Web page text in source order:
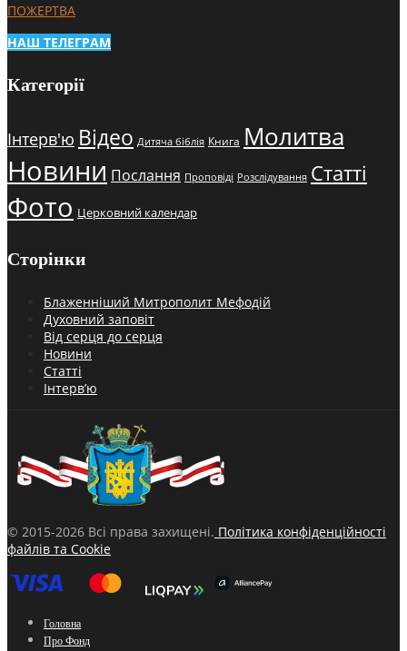
ПОЖЕРТВА
НАШ ТЕЛЕГРАМ
Категорії
Інтерв'ю Відео Дитяча біблія Книга Молитва
Новини Послання Проповіді Розслідування Статті
Фото Церковний календар
Сторінки
Блаженніший Митрополит Мефодій
Духовний заповіт
Від серця до серця
Новини
Статті
Інтерв’ю
© 2015-2026 Всі права захищені. Політика конфіденційності
файлів та Cookie
Головна
Про Фонд